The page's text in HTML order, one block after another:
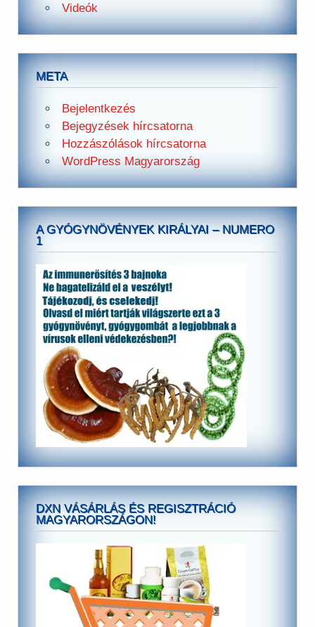
Videók
META
Bejelentkezés
Bejegyzések hírcsatorna
Hozzászólások hírcsatorna
WordPress Magyarország
A GYÓGYNÖVÉNYEK KIRÁLYAI – NUMERO
1
DXN VÁSÁRLÁS ÉS REGISZTRÁCIÓ
MAGYARORSZÁGON!